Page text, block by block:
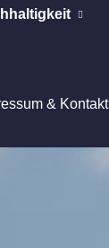
& Kontakt